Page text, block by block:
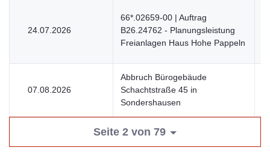
24.07.2026
66*.02659-00 | Auftrag
B26.24762 - Planungsleistung
Freianlagen Haus Hohe Pappeln
07.08.2026
Abbruch Bürogebäude
Schachtstraße 45 in
Sondershausen
Seite 2 von 79